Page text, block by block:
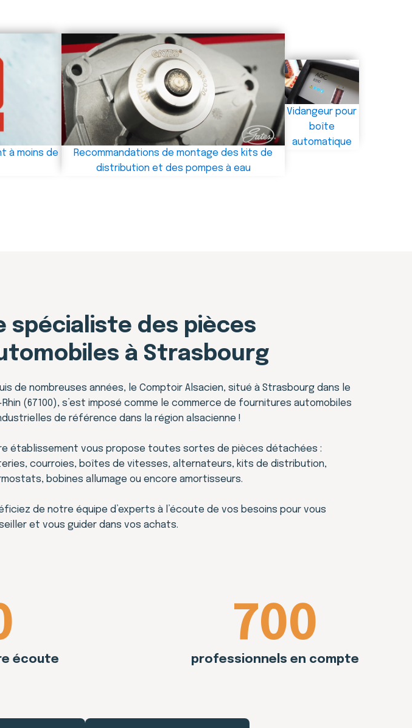
à moins de
Recommandations de montage des kits de
distribution et des pompes à eau
Vidangeur pour
boîte
automatique
spécialiste des pièces
à Strasbourg
de nombreuses années, le Comptoir Alsacien, situé à Strasbourg dans le
Rhin (67100), s’est imposé comme le commerce de fournitures automobiles
de référence dans la région alsacienne !
établissement vous propose toutes sortes de pièces détachées :
courroies, boîtes de vitesses, alternateurs, kits de distribution,
bobines allumage ou encore amortisseurs.
de notre équipe d’experts à l’écoute de vos besoins pour vous
et vous guider dans vos achats.
écoute
700
professionnels en compte